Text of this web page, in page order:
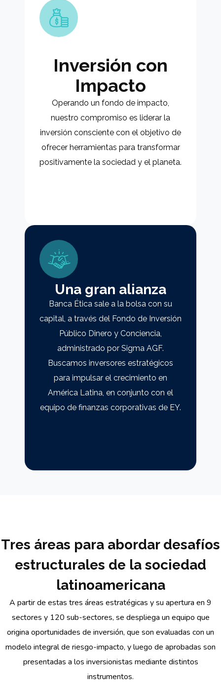
Inversión con
Impacto​
Operando un fondo de impacto,
nuestro compromiso es liderar la
inversión consciente con el objetivo de
ofrecer herramientas para transformar
positivamente la sociedad y el planeta.
Una gran alianza
Banca Ética sale a la bolsa con su
capital, a través del Fondo de Inversión
Público Dinero y Conciencia,
administrado por Sigma AGF.
Buscamos inversores estratégicos
para impulsar el crecimiento en
América Latina, en conjunto con el
equipo de finanzas corporativas de EY.
Tres áreas para abordar desafíos
estructurales de la sociedad
latinoamericana
A partir de estas tres áreas estratégicas y su apertura en 9
sectores y 120 sub-sectores, se despliega un equipo que
origina oportunidades de inversión, que son evaluadas con un
modelo integral de riesgo-impacto, y luego de aprobadas son
presentadas a los inversionistas mediante distintos
instrumentos.